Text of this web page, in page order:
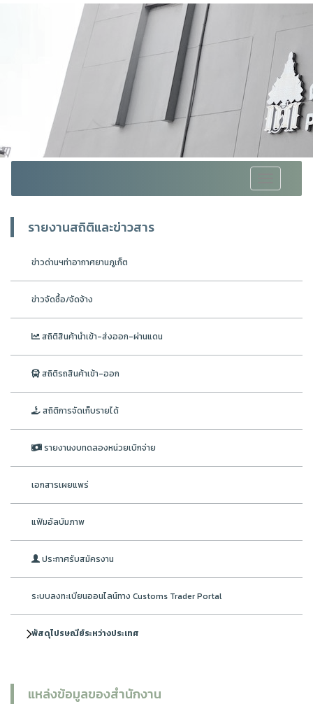
navigation
รายงานสถิติและข่าวสาร
ข่าวด่านฯท่าอากาศยานภูเก็ต
ข่าวจัดซื้อ/จัดจ้าง
สถิติสินค้านำเข้า-ส่งออก-ผ่านแดน
สถิติรถสินค้าเข้า-ออก
สถิติการจัดเก็บรายได้
รายงานงบทดลองหน่วยเบิกจ่าย
เอกสารเผยแพร่
แฟ้มอัลบัมภาพ
ประกาศรับสมัครงาน
ระบบลงทะเบียนออนไลน์ทาง Customs Trader Portal
พัสดุไปรษณีย์ระหว่างประเทศ
แหล่งข้อมูลของสำนักงาน